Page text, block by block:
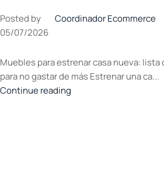
Posted by
Coordinador Ecommerce
05/07/2026
Muebles para estrenar casa nueva:
para no gastar de más Estrenar una ca...
Continue reading